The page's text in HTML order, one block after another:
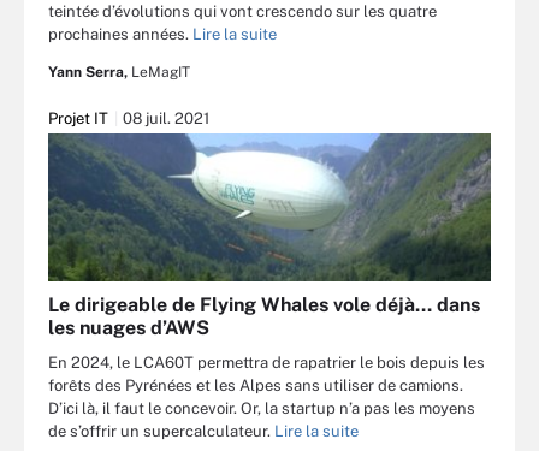
teintée d’évolutions qui vont crescendo sur les quatre
prochaines années. Lire la suite
Yann Serra, LeMagIT
Projet IT 08 juil. 2021
Le dirigeable de Flying Whales vole déjà… dans
les nuages d’AWS
En 2024, le LCA60T permettra de rapatrier le bois depuis les
forêts des Pyrénées et les Alpes sans utiliser de camions.
D’ici là, il faut le concevoir. Or, la startup n’a pas les moyens
de s’offrir un supercalculateur. Lire la suite